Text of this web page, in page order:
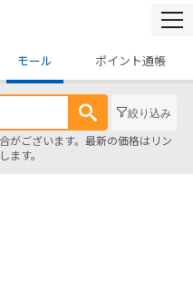
モール ポイント通帳
絞り込み
がございます。最新の価格はリン
ます。